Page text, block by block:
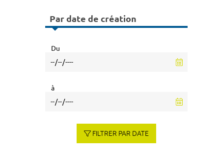
Par date de création
Du
à
FILTRER PAR DATE